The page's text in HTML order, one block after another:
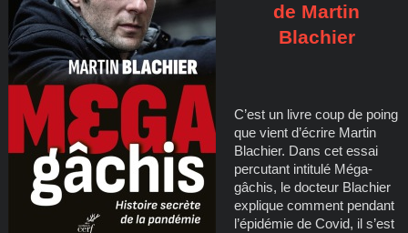
de Martin
Blachier
C’est un livre coup de poing
que vient d’écrire Martin
Blachier. Dans cet essai
percutant intitulé Méga-
gâchis, le docteur Blachier
explique comment pendant
l’épidémie de Covid, il s’est